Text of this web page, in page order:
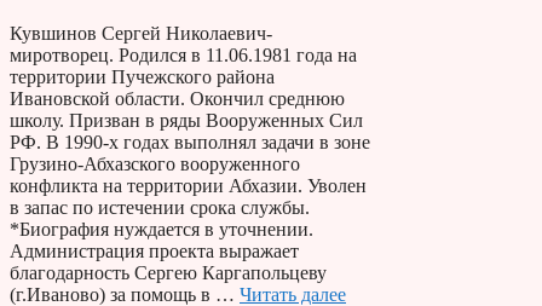
Кувшинов Сергей Николаевич-
миротворец. Родился в 11.06.1981 года на
территории Пучежского района
Ивановской области. Окончил среднюю
школу. Призван в ряды Вооруженных Сил
РФ. В 1990-х годах выполнял задачи в зоне
Грузино-Абхазского вооруженного
конфликта на территории Абхазии. Уволен
в запас по истечении срока службы.
*Биография нуждается в уточнении.
Администрация проекта выражает
благодарность Сергею Каргапольцеву
(г.Иваново) за помощь в … Читать далее